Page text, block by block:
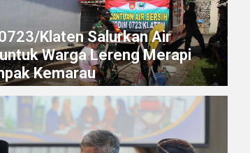
Klaten Salurkan Air
Warga Lereng Merapi
Kemarau